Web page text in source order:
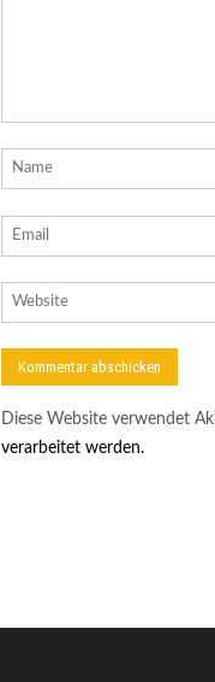
Diese Website verwendet
verarbeitet werden.